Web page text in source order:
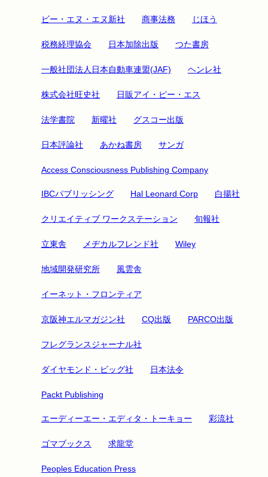
ビー・エヌ・エヌ新社 商事法務 じほう
税務経理協会 日本加除出版 つた書房
一般社団法人日本自動車連盟(JAF) ヘンレ社
株式会社旺史社 日販アイ・ピー・エス
法学書院 新曜社 グスコー出版
日本評論社 あかね書房 サンガ
Access Consciousness Publishing Company
IBCパブリッシング Hal Leonard Corp 白揚社
クリエイティブ ワークステーション 旬報社
立東舎 メヂカルフレンド社 Wiley
地域開発研究所 風雲舎
イーネット・フロンティア
京阪神エルマガジン社 CQ出版 PARCO出版
フレグランスジャーナル社
ダイヤモンド・ビッグ社 日本法令
Packt Publishing
エーディーエー・エディタ・トーキョー 彩流社
ゴマブックス 求龍堂
Peoples Education Press